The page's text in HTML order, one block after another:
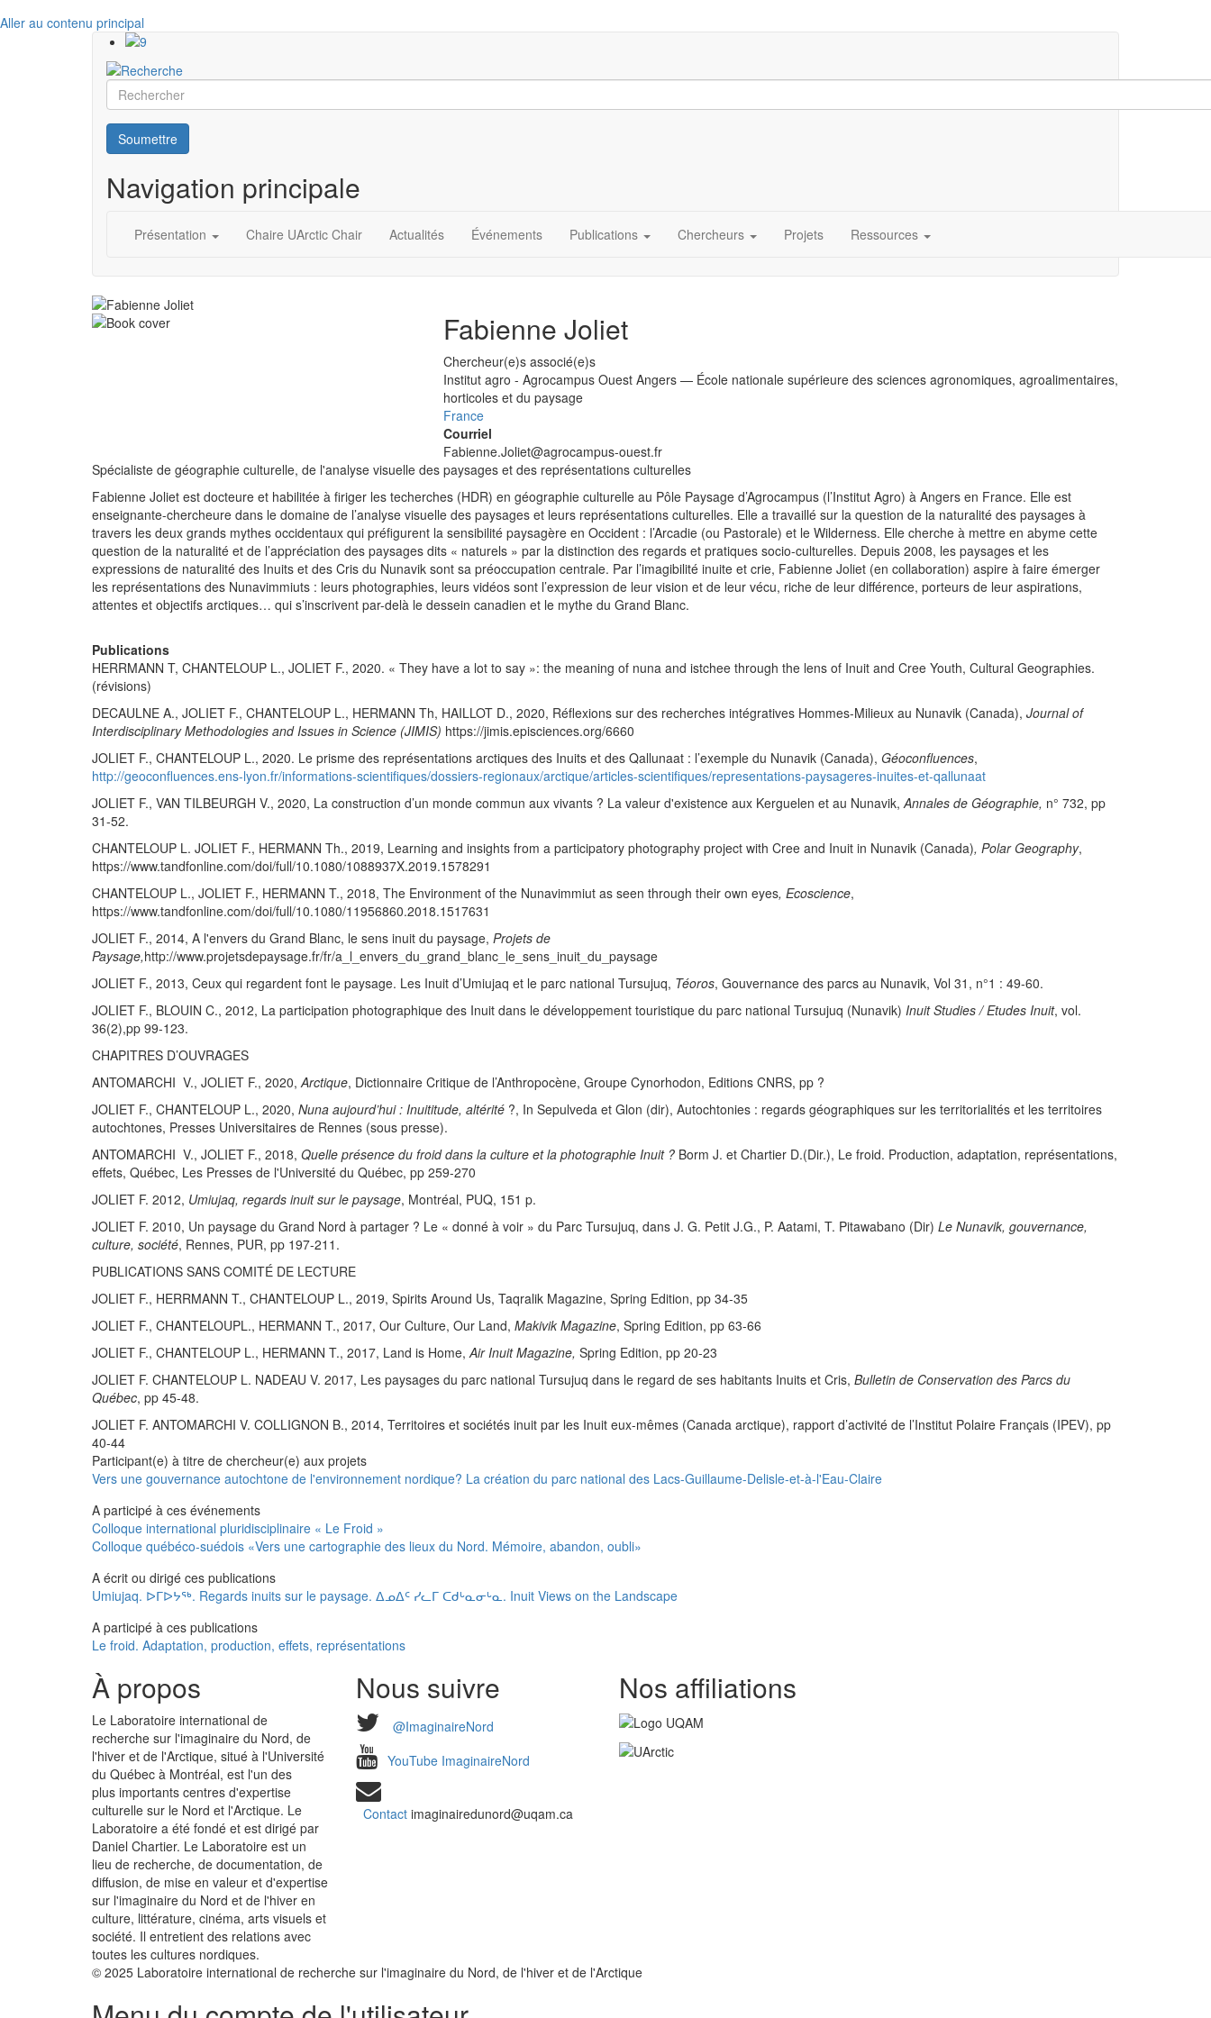
Aller au contenu principal
Rechercher
Soumettre
Navigation principale
Présentation Chaire UArctic Chair Actualités Événements Publications Chercheurs Projets Ressources
Fabienne Joliet
Chercheur(e)s associé(e)s
Université
Institut agro - Agrocampus Ouest Angers — École nationale supérieure des sciences agronomiques, agroalimentaires,
horticoles et du paysage
France
Courriel
Fabienne.Joliet@agrocampus-ouest.fr
Spécialiste de géographie culturelle, de l'analyse visuelle des paysages et des représentations culturelles
Fabienne Joliet est docteure et habilitée à firiger les techerches (HDR) en géographie culturelle au Pôle Paysage d’Agrocampus (l’Institut Agro) à Angers en France. Elle est
enseignante-chercheure dans le domaine de l’analyse visuelle des paysages et leurs représentations culturelles. Elle a travaillé sur la question de la naturalité des paysages à
travers les deux grands mythes occidentaux qui préfigurent la sensibilité paysagère en Occident : l’Arcadie (ou Pastorale) et le Wilderness. Elle cherche à mettre en abyme cette
question de la naturalité et de l’appréciation des paysages dits « naturels » par la distinction des regards et pratiques socio-culturelles. Depuis 2008, les paysages et les
expressions de naturalité des Inuits et des Cris du Nunavik sont sa préoccupation centrale. Par l’imagibilité inuite et crie, Fabienne Joliet (en collaboration) aspire à faire émerger
les représentations des Nunavimmiuts : leurs photographies, leurs vidéos sont l’expression de leur vision et de leur vécu, riche de leur différence, porteurs de leur aspirations,
attentes et objectifs arctiques… qui s’inscrivent par-delà le dessein canadien et le mythe du Grand Blanc.
Publications
HERRMANN T, CHANTELOUP L., JOLIET F., 2020. « They have a lot to say »: the meaning of nuna and istchee through the lens of Inuit and Cree Youth, Cultural Geographies.
(révisions)
DECAULNE A., JOLIET F., CHANTELOUP L., HERMANN Th, HAILLOT D., 2020, Réflexions sur des recherches intégratives Hommes-Milieux au Nunavik (Canada), Journal of
Interdisciplinary Methodologies and Issues in Science (JIMIS) https://jimis.episciences.org/6660
JOLIET F., CHANTELOUP L., 2020. Le prisme des représentations arctiques des Inuits et des Qallunaat : l’exemple du Nunavik (Canada), Géoconfluences,
http://geoconfluences.ens-lyon.fr/informations-scientifiques/dossiers-regionaux/arctique/articles-scientifiques/representations-paysageres-inuites-et-qallunaat
JOLIET F., VAN TILBEURGH V., 2020, La construction d’un monde commun aux vivants ? La valeur d'existence aux Kerguelen et au Nunavik,Annales de Géographie, n° 732, pp
31-52.
CHANTELOUP L. JOLIET F., HERMANN Th., 2019, Learning and insights from a participatory photography project with Cree and Inuit in Nunavik (Canada), Polar Geography,
https://www.tandfonline.com/doi/full/10.1080/1088937X.2019.1578291
CHANTELOUP L., JOLIET F., HERMANN T., 2018, The Environment of the Nunavimmiut as seen through their own eyes, Ecoscience,
https://www.tandfonline.com/doi/full/10.1080/11956860.2018.1517631
JOLIET F., 2014, A l'envers du Grand Blanc, le sens inuit du paysage, Projets de
Paysage,http://www.projetsdepaysage.fr/fr/a_l_envers_du_grand_blanc_le_sens_inuit_du_paysage
JOLIET F., 2013, Ceux qui regardent font le paysage. Les Inuit d’Umiujaq et le parc national Tursujuq, Téoros, Gouvernance des parcs au Nunavik, Vol 31, n°1 : 49-60.
JOLIET F., BLOUIN C., 2012, La participation photographique des Inuit dans le développement touristique du parc national Tursujuq (Nunavik) Inuit Studies / Etudes Inuit, vol.
36(2),pp 99-123.
CHAPITRES D’OUVRAGES
ANTOMARCHI V., JOLIET F., 2020,Arctique, Dictionnaire Critique de l’Anthropocène, Groupe Cynorhodon, Editions CNRS, pp ?
JOLIET F., CHANTELOUP L., 2020, Nuna aujourd’hui : Inuititude, altérité ?, In Sepulveda et Glon (dir), Autochtonies : regards géographiques sur les territorialités et les territoires
autochtones, Presses Universitaires de Rennes (sous presse).
ANTOMARCHI V., JOLIET F., 2018, Quelle présence du froid dans la culture et la photographie Inuit ? Borm J. et Chartier D.(Dir.), Le froid. Production, adaptation, représentations,
effets, Québec, Les Presses de l'Université du Québec, pp 259-270
JOLIET F. 2012, Umiujaq, regards inuit sur le paysage, Montréal, PUQ, 151 p.
JOLIET F. 2010, Un paysage du Grand Nord à partager ? Le « donné à voir » du Parc Tursujuq, dans J. G. Petit J.G., P. Aatami, T. Pitawabano (Dir) Le Nunavik, gouvernance,
culture, société, Rennes, PUR, pp 197-211.
PUBLICATIONS SANS COMITÉ DE LECTURE
JOLIET F., HERRMANN T., CHANTELOUP L., 2019, Spirits Around Us, Taqralik Magazine, Spring Edition, pp 34-35
JOLIET F., CHANTELOUPL., HERMANN T., 2017, Our Culture, Our Land, Makivik Magazine, Spring Edition, pp 63-66
JOLIET F., CHANTELOUP L., HERMANN T., 2017, Land is Home,Air Inuit Magazine, Spring Edition, pp 20-23
JOLIET F. CHANTELOUP L. NADEAU V. 2017, Les paysages du parc national Tursujuq dans le regard de ses habitants Inuits et Cris, Bulletin de Conservation des Parcs du
Québec, pp 45-48.
JOLIET F. ANTOMARCHI V. COLLIGNON B., 2014, Territoires et sociétés inuit par les Inuit eux-mêmes (Canada arctique), rapport d’activité de l’Institut Polaire Français (IPEV), pp
40-44
Participant(e) à titre de chercheur(e) aux projets
Vers une gouvernance autochtone de l'environnement nordique? La création du parc national des Lacs-Guillaume-Delisle-et-à-l'Eau-Claire
A participé à ces événements
Colloque international pluridisciplinaire « Le Froid »
Colloque québéco-suédois «Vers une cartographie des lieux du Nord. Mémoire, abandon, oubli»
A écrit ou dirigé ces publications
Umiujaq. ᐅᒥᐅᔭᖅ. Regards inuits sur le paysage. ᐃᓄᐃᑦ ᓯᓚᒥ ᑕᑯᒡᓇᓂᒡᓇ. Inuit Views on the Landscape
A participé à ces publications
Le froid. Adaptation, production, effets, représentations
À propos
Le Laboratoire international de
recherche sur l'imaginaire du Nord, de
l'hiver et de l'Arctique, situé à l'Université
du Québec à Montréal, est l'un des
plus importants centres d'expertise
culturelle sur le Nord et l'Arctique. Le
Laboratoire a été fondé et est dirigé par
Daniel Chartier. Le Laboratoire est un
lieu de recherche, de documentation, de
diffusion, de mise en valeur et d'expertise
sur l'imaginaire du Nord et de l'hiver en
culture, littérature, cinéma, arts visuels et
société. Il entretient des relations avec
toutes les cultures nordiques.
Nous suivre
@ImaginaireNord
YouTube ImaginaireNord
Contactimaginairedunord@uqam.ca
Nos affiliations
© 2025 Laboratoire international de recherche sur l'imaginaire du Nord, de l'hiver et de l'Arctique